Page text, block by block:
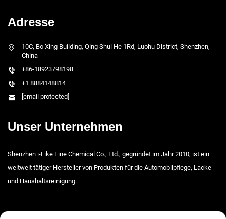
Adresse
10C, Bo Xing Building, Qing Shui He 1Rd, Luohu District, Shenzhen,
China
+86-18923798198
+1 8884148814
[email protected]
Unser Unternehmen
Shenzhen i-Like Fine Chemical Co., Ltd., gegründet im Jahr 2010, ist ein
weltweit tätiger Hersteller von Produkten für die Automobilpflege, Lacke
und Haushaltsreinigung.